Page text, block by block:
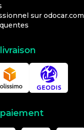
sur odocar.com